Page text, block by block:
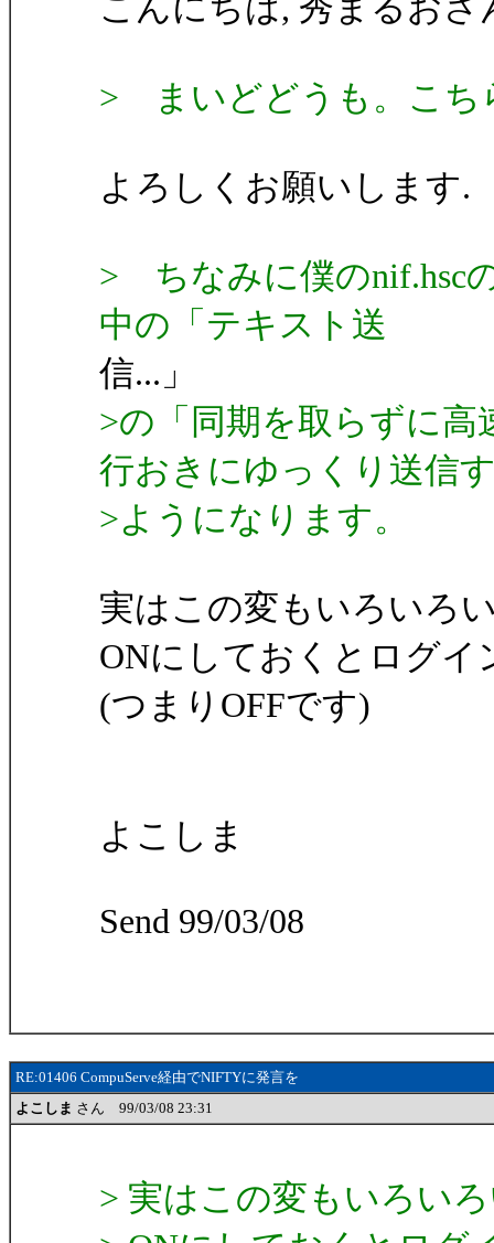
> まいどどうも。こち
よろしくお願いします.
> ちなみに僕のnif.hsc
中の「テキスト送
信...」
>の「同期を取らずに高
行おきにゆっくり送信
>ようになります。
実はこの変もいろいろ
ONにしておくとログイ
(つまりOFFです)
よこしま
Send 99/03/08
RE:01406 CompuServe経由でNIFTYに発言を
よこしま さん 99/03/08 23:31
> 実はこの変もいろい